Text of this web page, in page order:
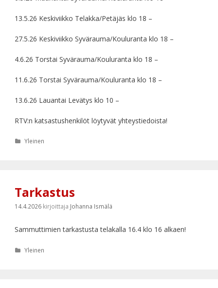
13.5.26 Keskiviikko Telakka/Petäjäs klo 18 –
27.5.26 Keskiviikko Syvärauma/Kouluranta klo 18 –
4.6.26 Torstai Syvärauma/Kouluranta klo 18 –
11.6.26 Torstai Syvärauma/Kouluranta klo 18 –
13.6.26 Lauantai Levätys klo 10 –
RTV:n katsastushenkilöt löytyvät yhteystiedoista!
Kategoriat
Yleinen
Tarkastus
14.4.2026 kirjoittaja Johanna Ismälä
Sammuttimien tarkastusta telakalla 16.4 klo 16 alkaen!
Kategoriat
Yleinen